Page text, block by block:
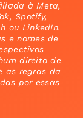
à Meta,
Spotify,
ou LinkedIn.
e nomes de
direito de
as regras da
por essas